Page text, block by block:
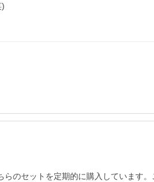
)
のセットを定期的に購入しています